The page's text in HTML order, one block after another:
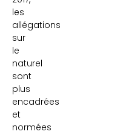
les
allégations
sur
le
naturel
sont
plus
encadrées
et
normées